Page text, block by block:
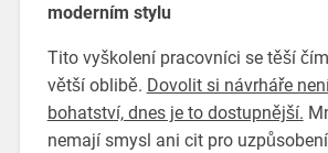
moderním stylu
Tito vyškolení pracovníci se těší
větší oblibě. Dovolit si návrháře
bohatství, dnes je to dostupnější.
nemají smysl ani cit pro